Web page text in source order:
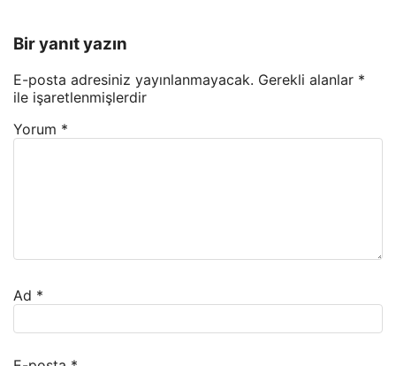
Bir yanıt yazın
E-posta adresiniz yayınlanmayacak. Gerekli alanlar *
ile işaretlenmişlerdir
Yorum *
Ad *